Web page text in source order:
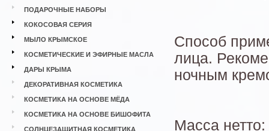
ПОДАРОЧНЫЕ НАБОРЫ
КОКОСОВАЯ СЕРИЯ
МЫЛО КРЫМСКОЕ
КОСМЕТИЧЕСКИЕ И ЭФИРНЫЕ МАСЛА
ДАРЫ КРЫМА
ДЕКОРАТИВНАЯ КОСМЕТИКА
КОСМЕТИКА НА ОСНОВЕ МЁДА
КОСМЕТИКА НА ОСНОВЕ БИШОФИТА
СОЛНЦЕЗАЩИТНАЯ КОСМЕТИКА
Способ
лица.
ночным
Масса